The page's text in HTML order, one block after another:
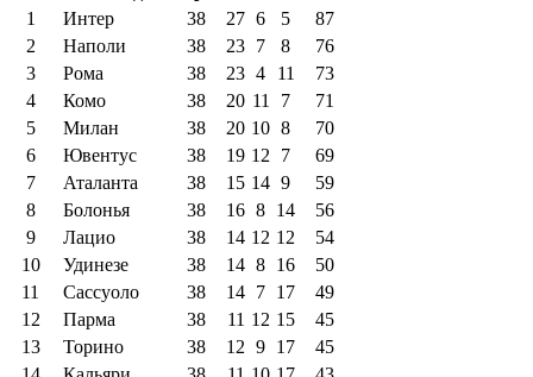
1
Интер 38 27 6 5
87
2
Наполи 38 23 7 8
76
3
Рома 38 23 4 11
73
4
Комо 38 20 11 7
71
5
Милан 38 20 10 8
70
6
Ювентус 38 19 12 7
69
7
Аталанта 38 15 14 9
59
8
Болонья 38 16 8 14
56
9
Лацио 38 14 12 12
54
10
Удинезе 38 14 8 16
50
11
Сассуоло 38 14 7 17
49
12
Парма 38 11 12 15
45
13
Торино 38 12 9 17
45